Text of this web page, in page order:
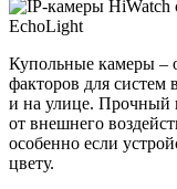
Купольные камеры –
факторов для
и на улице. Прочный
от внешнего
особенно если
цвету.